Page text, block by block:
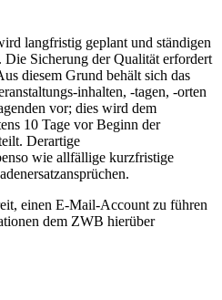
langfristig geplant und ständigen
Sicherung der Qualität erfordert
diesem Grund behält sich das
inhalten, -tagen, -orten
vor; dies wird dem
10 Tage vor Beginn der
Derartige
wie allfällige kurzfristige
einen E-Mail-Account zu führen
dem ZWB hierüber